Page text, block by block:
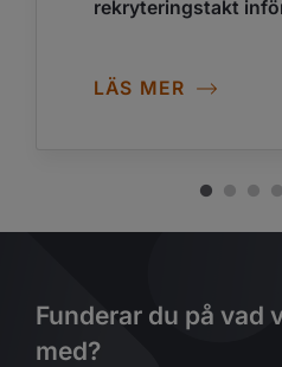
rekryteringstakt
LÄS MER
Funderar du på vad
med?